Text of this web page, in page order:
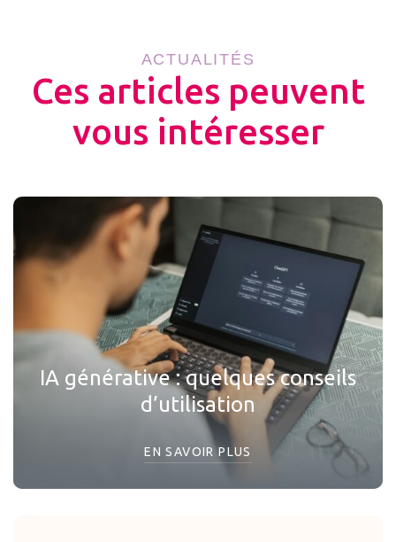
ACTUALITÉS
Ces articles peuvent
vous intéresser
IA générative : quelques conseils
d’utilisation
EN SAVOIR PLUS